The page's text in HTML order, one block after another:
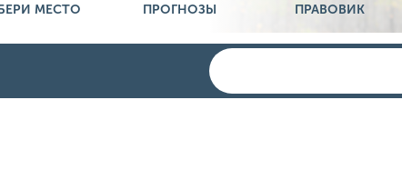
МЕСТО ПРОГНОЗЫ ПРАВОВИК